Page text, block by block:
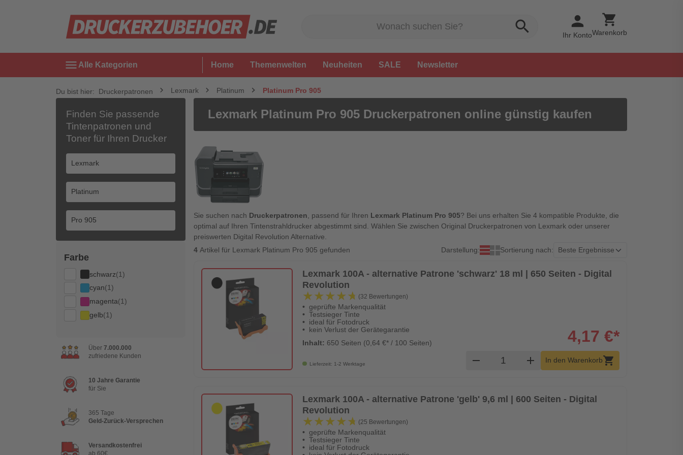
search person
Ihr Konto
shopping_cart
Warenkorb
menu Alle Kategorien Home Themenwelten Neuheiten SALE Newsletter
Du bist hier: Druckerpatronen Lexmark Platinum Platinum Pro 905
Finden Sie passende
Tintenpatronen und
Toner für Ihren Drucker
Farbe
schwarz(1)
cyan(1)
magenta(1)
gelb(1)
Über 7.000.000
zufriedene Kunden
10 Jahre Garantie
für Sie
365 Tage
Geld-Zurück-Versprechen
Versandkostenfrei
ab 60€
Lexmark Platinum Pro 905 Druckerpatronen online günstig kaufen
Sie suchen nach Druckerpatronen , passend für Ihren Lexmark Platinum Pro 905? Bei uns erhalten Sie 4 kompatible Produkte, die
optimal auf Ihren Tintenstrahldrucker abgestimmt sind. Wählen Sie zwischen Original Druckerpatronen von Lexmark oder unserer
preiswerten Digital Revolution Alternative.
4 Artikel für Lexmark Platinum Pro 905 gefunden Darstellung: Sortierung nach:
Lexmark 100A - alternative Patrone 'schwarz' 18 ml | 650 Seiten - Digital
Revolution
★★★★★
★★★★★ (32 Bewertungen)
geprüfte Markenqualität
Testsieger Tinte
ideal für Fotodruck
kein Verlust der Gerätegarantie
Inhalt: 650 Seiten (0,64 €* / 100 Seiten)
Lieferzeit: 1-2 Werktage
4,17 €*
remove Produkt Warenkorb Menge
add In den Warenkorbshopping_cart
Lexmark 100A - alternative Patrone 'gelb' 9,6 ml | 600 Seiten - Digital
Revolution
★★★★★
★★★★★ (25 Bewertungen)
geprüfte Markenqualität
Testsieger Tinte
ideal für Fotodruck